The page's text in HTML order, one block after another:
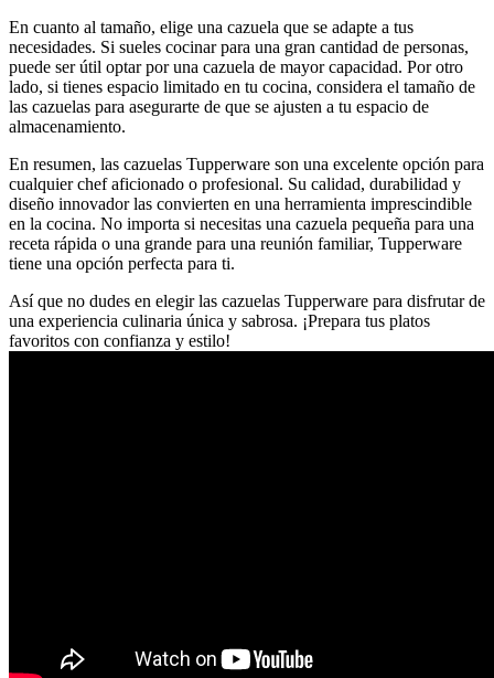
En cuanto al tamaño, elige una cazuela que se adapte a tus
necesidades. Si sueles cocinar para una gran cantidad de personas,
puede ser útil optar por una cazuela de mayor capacidad. Por otro
lado, si tienes espacio limitado en tu cocina, considera el tamaño de
las cazuelas para asegurarte de que se ajusten a tu espacio de
almacenamiento.
En resumen, las cazuelas Tupperware son una excelente opción para
cualquier chef aficionado o profesional. Su calidad, durabilidad y
diseño innovador las convierten en una herramienta imprescindible
en la cocina. No importa si necesitas una cazuela pequeña para una
receta rápida o una grande para una reunión familiar, Tupperware
tiene una opción perfecta para ti.
Así que no dudes en elegir las cazuelas Tupperware para disfrutar de
una experiencia culinaria única y sabrosa. ¡Prepara tus platos
favoritos con confianza y estilo!